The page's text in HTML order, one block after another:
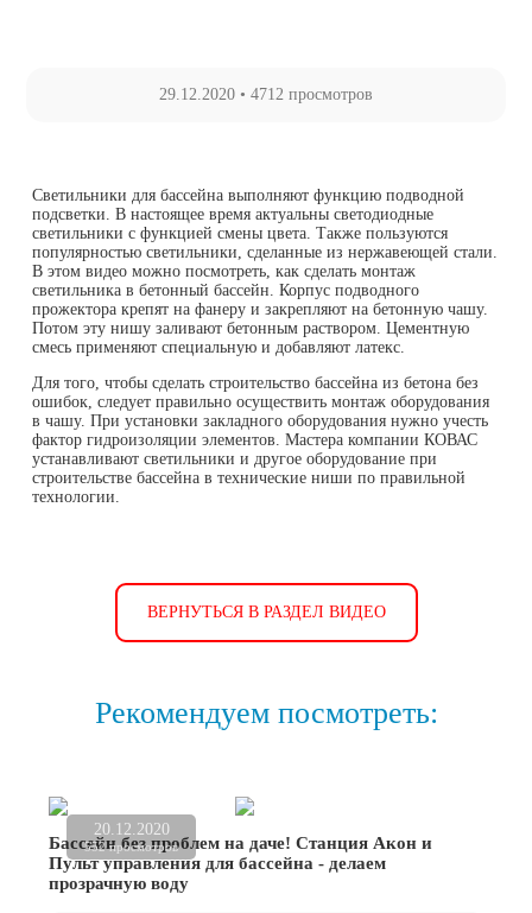
29.12.2020 • 4712 просмотров
Светильники для бассейна выполняют функцию подводной
подсветки. В настоящее время актуальны светодиодные
светильники с функцией смены цвета. Также пользуются
популярностью светильники, сделанные из нержавеющей стали.
В этом видео можно посмотреть, как сделать монтаж
светильника в бетонный бассейн. Корпус подводного
прожектора крепят на фанеру и закрепляют на бетонную чашу.
Потом эту нишу заливают бетонным раствором. Цементную
смесь применяют специальную и добавляют латекс.
Для того, чтобы сделать строительство бассейна из бетона без
ошибок, следует правильно осуществить монтаж оборудования
в чашу. При установки закладного оборудования нужно учесть
фактор гидроизоляции элементов. Мастера компании КОВАС
устанавливают светильники и другое оборудование при
строительстве бассейна в технические ниши по правильной
технологии.
ВЕРНУТЬСЯ В РАЗДЕЛ ВИДЕО
Рекомендуем посмотреть:
20.12.2020
552 просмотров
Бассейн без проблем на даче! Станция Акон и
Пульт управления для бассейна - делаем
прозрачную воду